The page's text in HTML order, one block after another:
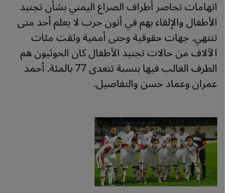
اتهامات تحاصر أطراف الصراع اليمني بشأن تجنيد
الأطفال والإلقاء بهم في أتون حرب لا يعلم أحد متى
تنتهي. جهات حقوقية وحتى أممية وثقت مئات
الآلاف من حالات تجنيد الأطفال كان الحوثيون هم
الطرف الغالب فيها بنسبة تتعدى 77 بالمئة. أحمد
عمران وعماد حسن والتفاصيل.